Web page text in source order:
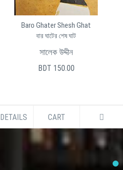
Baro Ghater Shesh Ghat
বার ঘাটের শেষ ঘাট
সালেক উদ্দীন
BDT 150.00
DETAILS CART